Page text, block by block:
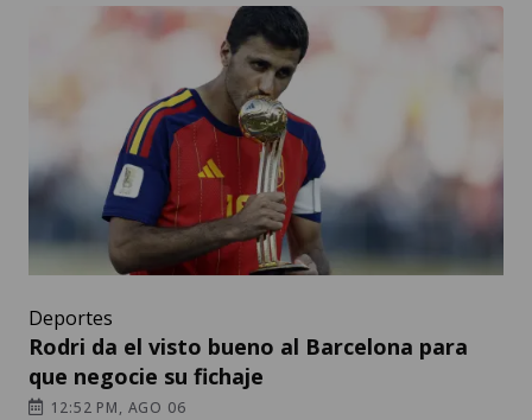
Deportes
Rodri da el visto bueno al Barcelona para
que negocie su fichaje
12:52 PM, AGO 06